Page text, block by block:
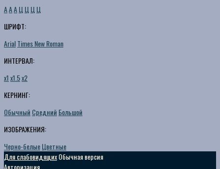
AAAЦ Ц Ц Ц
ШРИФТ:
ArialTimes New Roman
ИНТЕРВАЛ:
х1х1.5х2
КЕРНИНГ:
Обычный Средний Большой
ИЗОБРАЖЕНИЯ:
Черно-белыеЦветные
Для слабовидящихОбычная версия
Авторизация